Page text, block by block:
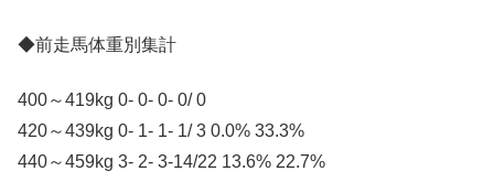
◆前走馬体重別集計
400～419kg 0- 0- 0- 0/ 0
420～439kg 0- 1- 1- 1/ 3 0.0% 33.3%
440～459kg 3- 2- 3-14/22 13.6% 22.7%